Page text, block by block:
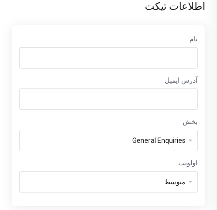
اطلاعات تیکت
نام
آدرس ایمیل
بخش
اولویت